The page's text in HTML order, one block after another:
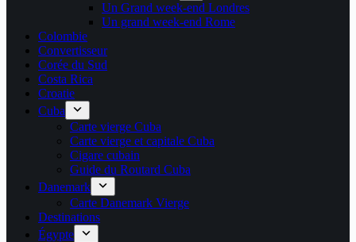
Un Grand week-end Londres
Un grand week-end Rome
Colombie
Convertisseur
Corée du Sud
Costa Rica
Croatie
Cuba
Carte vierge Cuba
Carte vierge et capitale Cuba
Cigare cubain
Guide du Routard Cuba
Danemark
Carte Danemark Vierge
Destinations
Égypte